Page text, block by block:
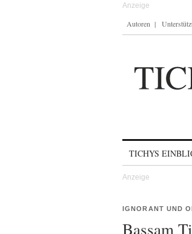
Autoren
TICHYS
IGNORANT UND
Bassam